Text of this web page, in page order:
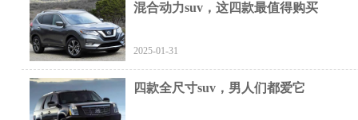
混合动力suv，这四款最值得购买
2025-01-31
四款全尺寸suv，男人们都爱它